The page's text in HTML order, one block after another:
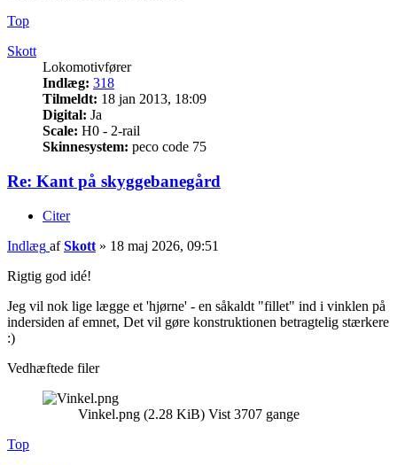
Top
Skott
Lokomotivfører
Indlæg: 318
Tilmeldt: 18 jan 2013, 18:09
Digital: Ja
Scale: H0 - 2-rail
Skinnesystem: peco code 75
Re: Kant på skyggebanegård
Citer
Indlæg afSkott » 18 maj 2026, 09:51
Rigtig god idé!
Jeg vil nok lige lægge et 'hjørne' - en såkaldt "fillet" ind i vinklen på
indersiden af emnet, Det vil gøre konstruktionen betragtelig stærkere
:)
Vedhæftede filer
Vinkel.png (2.28 KiB) Vist 3707 gange
Top